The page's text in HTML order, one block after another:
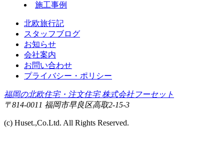
施工事例
北欧旅行記
スタッフブログ
お知らせ
会社案内
お問い合わせ
プライバシー・ポリシー
福岡の北欧住宅・注文住宅 株式会社フーセット
〒814-0011 福岡市早良区高取2-15-3
(c) Huset.,Co.Ltd. All Rights Reserved.